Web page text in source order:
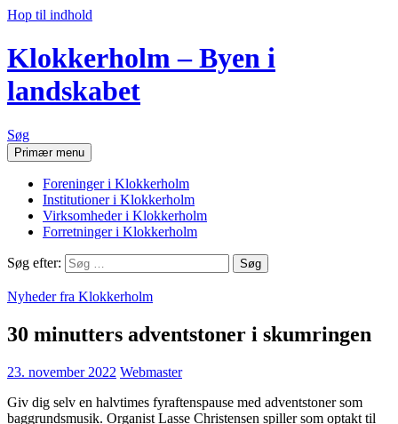
Hop til indhold
Klokkerholm – Byen i
landskabet
Søg
Primær menu
Foreninger i Klokkerholm
Institutioner i Klokkerholm
Virksomheder i Klokkerholm
Forretninger i Klokkerholm
Søg efter:
Nyheder fra Klokkerholm
30 minutters adventstoner i skumringen
23. november 2022 Webmaster
Giv dig selv en halvtimes fyraftenspause med adventstoner som
baggrundsmusik. Organist Lasse Christensen spiller som optakt til